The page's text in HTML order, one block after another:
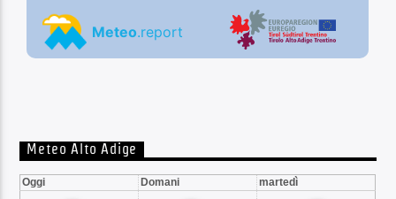
Meteo Alto Adige
Oggi Domani martedì